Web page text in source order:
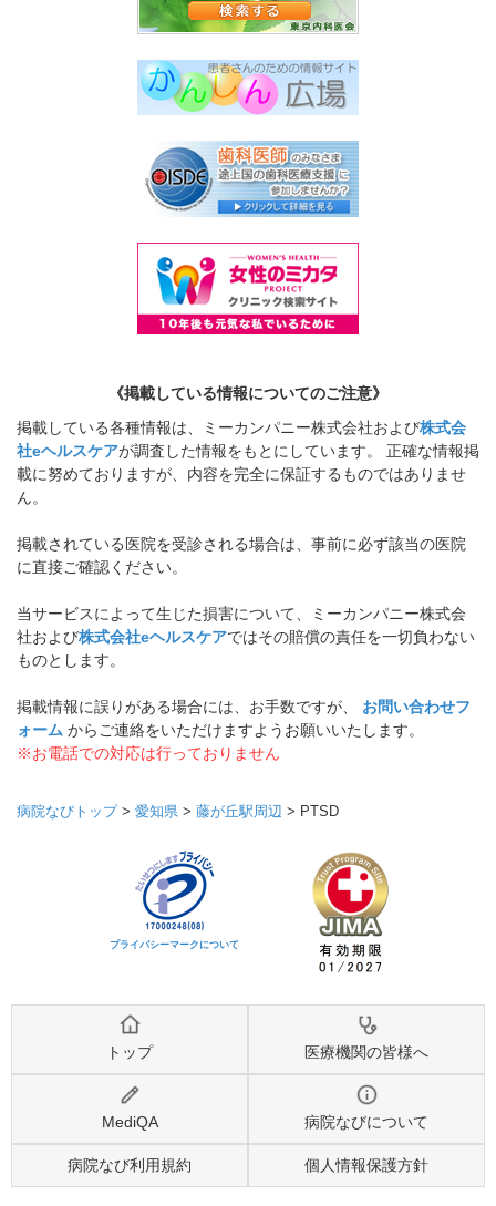
《掲載している情報についてのご注意》
掲載している各種情報は、ミーカンパニー株式会社および株式会
社eヘルスケアが調査した情報をもとにしています。 正確な情報掲
載に努めておりますが、内容を完全に保証するものではありませ
ん。
掲載されている医院を受診される場合は、事前に必ず該当の医院
に直接ご確認ください。
当サービスによって生じた損害について、ミーカンパニー株式会
社および株式会社eヘルスケアではその賠償の責任を一切負わない
ものとします。
掲載情報に誤りがある場合には、お手数ですが、 お問い合わせフ
ォーム からご連絡をいただけますようお願いいたします。
※お電話での対応は行っておりません
病院なびトップ> 愛知県 > 藤が丘駅周辺 > PTSD
プライバシーマークについて
トップ 医療機関の皆様へ
MediQA 病院なびについて
病院なび利用規約 個人情報保護方針